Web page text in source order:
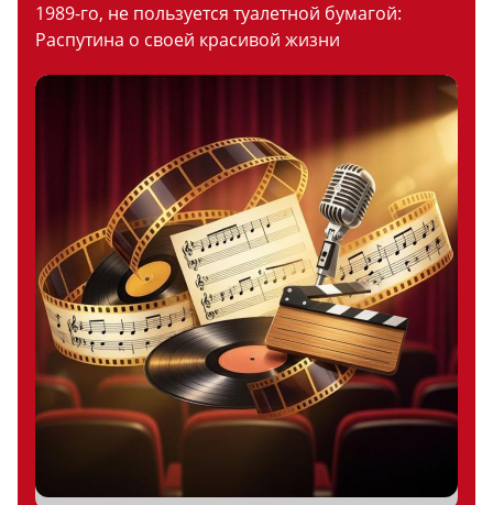
1989-го, не пользуется туалетной бумагой:
Распутина о своей красивой жизни